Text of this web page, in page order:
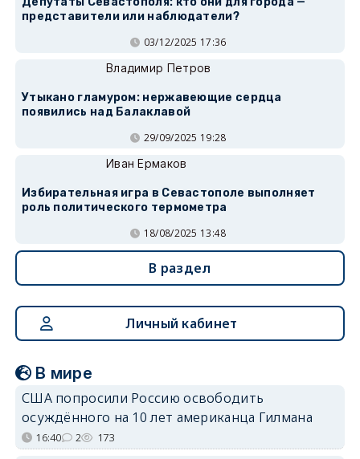
представители или наблюдатели?
03/12/2025 17:36
Владимир Петров
Утыкано гламуром: нержавеющие сердца
появились над Балаклавой
29/09/2025 19:28
Иван Ермаков
Избирательная игра в Севастополе выполняет
роль политического термометра
18/08/2025 13:48
В раздел
Личный кабинет
В мире
США попросили Россию освободить
осуждённого на 10 лет американца Гилмана
16:40 2 173